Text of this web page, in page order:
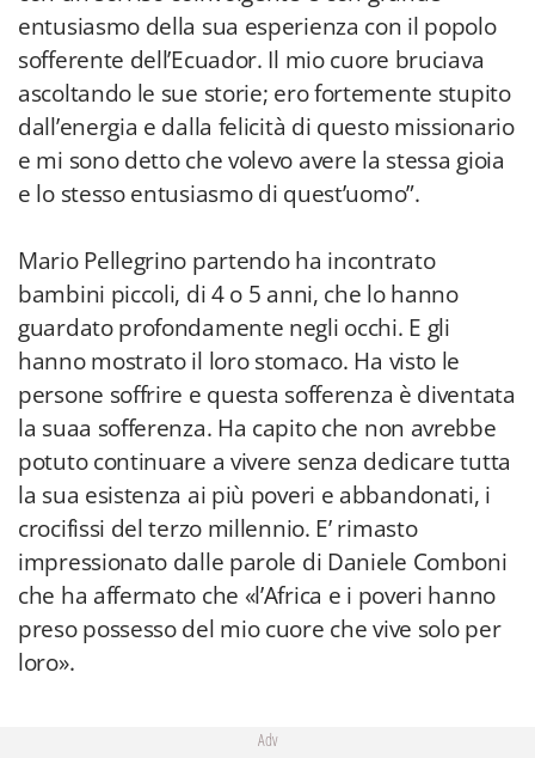
entusiasmo della sua esperienza con il popolo
sofferente dell’Ecuador. Il mio cuore bruciava
ascoltando le sue storie; ero fortemente stupito
dall’energia e dalla felicità di questo missionario
e mi sono detto che volevo avere la stessa gioia
e lo stesso entusiasmo di quest’uomo”.
Mario Pellegrino partendo ha incontrato
bambini piccoli, di 4 o 5 anni, che lo hanno
guardato profondamente negli occhi. E gli
hanno mostrato il loro stomaco. Ha visto le
persone soffrire e questa sofferenza è diventata
la suaa sofferenza. Ha capito che non avrebbe
potuto continuare a vivere senza dedicare tutta
la sua esistenza ai più poveri e abbandonati, i
crocifissi del terzo millennio. E’ rimasto
impressionato dalle parole di Daniele Comboni
che ha affermato che «l’Africa e i poveri hanno
preso possesso del mio cuore che vive solo per
loro».
Adv